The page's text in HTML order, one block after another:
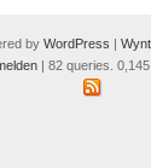
by WordPress |
| 82 queries. 0,145